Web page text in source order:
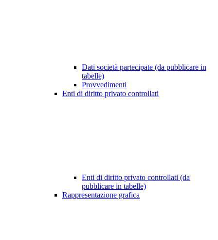
Dati società partecipate (da pubblicare in
tabelle)
Provvedimenti
Enti di diritto privato controllati
Enti di diritto privato controllati (da
pubblicare in tabelle)
Rappresentazione grafica